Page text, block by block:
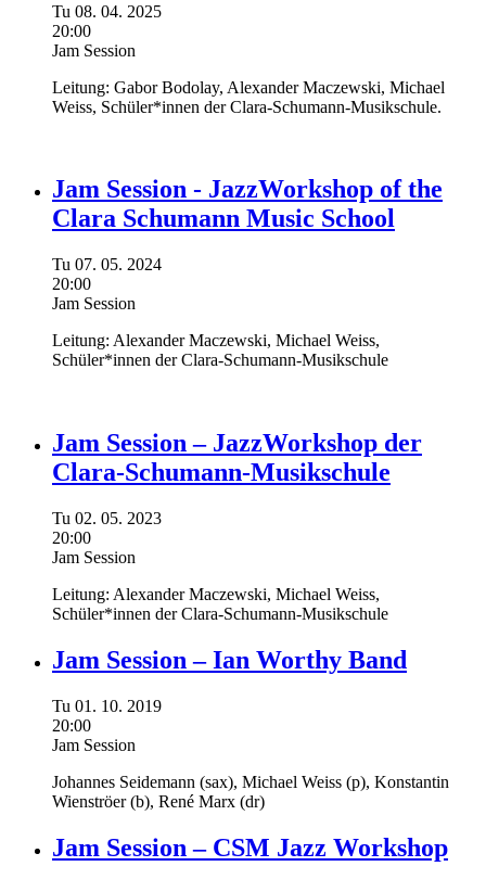
Tu 08. 04. 2025
20:00
Jam Session
Leitung: Gabor Bodolay, Alexander Maczewski, Michael
Weiss, Schüler*innen der Clara-Schumann-Musikschule.
Jam Session - JazzWorkshop of the
Clara Schumann Music School
Tu 07. 05. 2024
20:00
Jam Session
Leitung: Alexander Maczewski, Michael Weiss,
Schüler*innen der Clara-Schumann-Musikschule
Jam Session – JazzWorkshop der
Clara-Schumann-Musikschule
Tu 02. 05. 2023
20:00
Jam Session
Leitung: Alexander Maczewski, Michael Weiss,
Schüler*innen der Clara-Schumann-Musikschule
Jam Session – Ian Worthy Band
Tu 01. 10. 2019
20:00
Jam Session
Johannes Seidemann (sax), Michael Weiss (p), Konstantin
Wienströer(b), René Marx (dr)
Jam Session – CSM Jazz Workshop